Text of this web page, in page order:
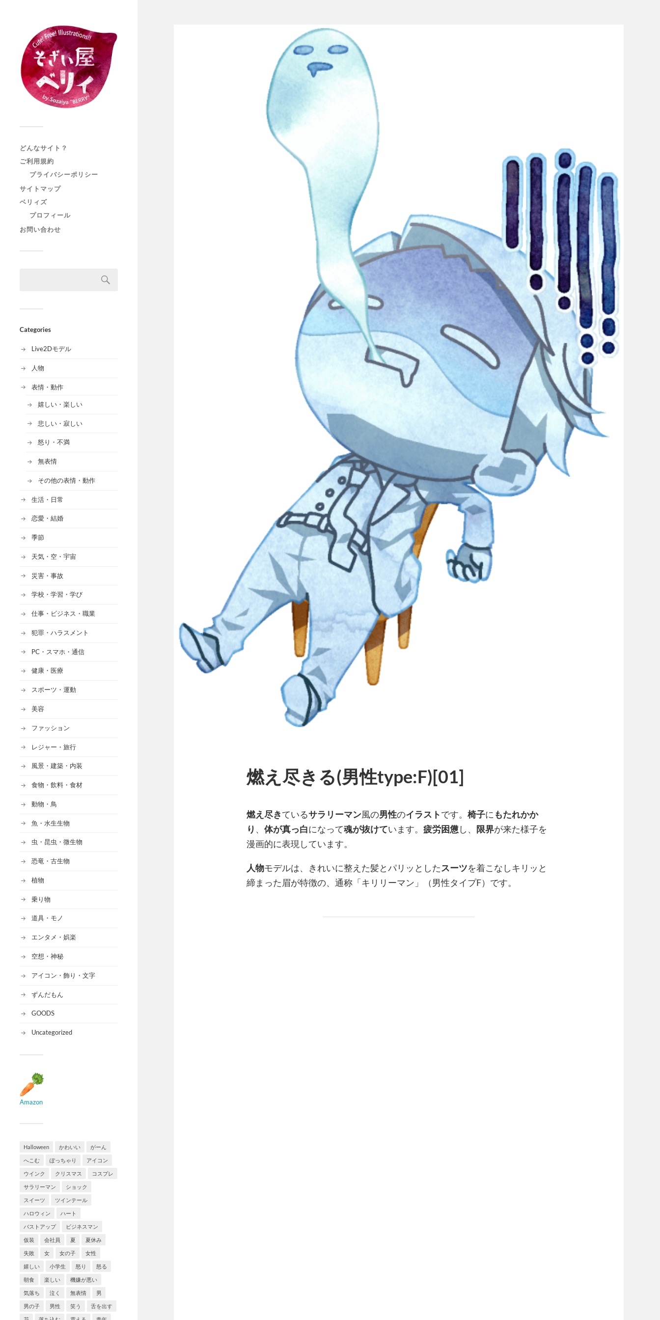
どんなサイト？
ご利用規約
プライバシーポリシー
サイトマップ
ベリィズ
プロフィール
お問い合わせ
Categories
Live2Dモデル
人物
表情・動作
嬉しい・楽しい
悲しい・寂しい
怒り・不満
無表情
その他の表情・動作
生活・日常
恋愛・結婚
季節
天気・空・宇宙
災害・事故
学校・学習・学び
仕事・ビジネス・職業
犯罪・ハラスメント
PC・スマホ・通信
健康・医療
スポーツ・運動
美容
ファッション
レジャー・旅行
風景・建築・内装
食物・飲料・食材
動物・鳥
魚・水生生物
虫・昆虫・微生物
恐竜・古生物
植物
乗り物
道具・モノ
エンタメ・娯楽
空想・神秘
アイコン・飾り・文字
ずんだもん
GOODS
Uncategorized
Amazon
Halloween かわいい がーん
へこむ ぽっちゃり アイコン
ウインク クリスマス コスプレ
サラリーマン ショック
スイーツ ツインテール
ハロウィン ハート
バストアップ ビジネスマン
仮装 会社員 夏 夏休み
失敗 女 女の子 女性
嬉しい 小学生 怒り 怒る
朝食 楽しい 機嫌が悪い
気落ち 泣く 無表情 男
男の子 男性 笑う 舌を出す
燃え尽きる(男性type:F)[01]
燃え尽きているサラリーマン風の男性のイラストです。 椅子に もたれかか
り 、 体が真っ白になって魂が抜けています。 疲労困憊し、 限界が来た様子を
漫画的に表現しています。
人物モデルは、きれいに整えた髪とパリッとしたスーツを着こなしキリッと
締まった眉が特徴の、通称「キリリーマン」（男性タイプF）です。